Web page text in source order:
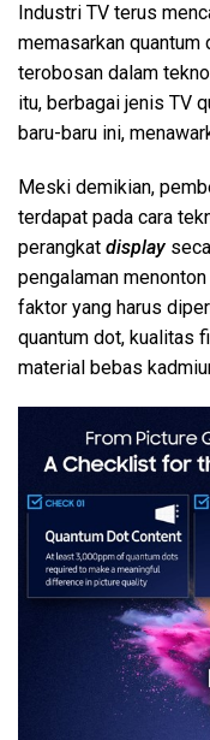
Industri TV terus
memasarkan quantum
terobosan dalam
itu, berbagai jenis TV
baru-baru ini,
Meski demikian,
terdapat pada cara
perangkat display
pengalaman
faktor yang harus
quantum dot, kualitas
material bebas